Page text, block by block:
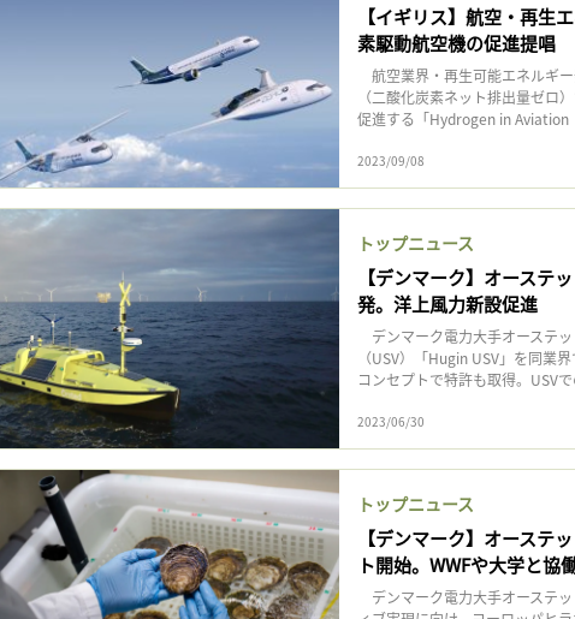
【イギリス】航空・再生
素駆動航空機の促進提唱
航空業界・再生可能エネルギ
（二酸化炭素ネット排出量ゼロ
促進する「Hydrogen in
2023/09/08
トップニュース
【デンマーク】オーステ
発。洋上風力新設促進
デンマーク電力大手オーステ
（USV）「Hugin USV」を同業
コンセプトで特許も取得。USV
2023/06/30
トップニュース
【デンマーク】オーステ
ト開始。WWFや大学と協
デンマーク電力大手オーステ
記事をお気に入りに保存するには
ログイン 会員登録